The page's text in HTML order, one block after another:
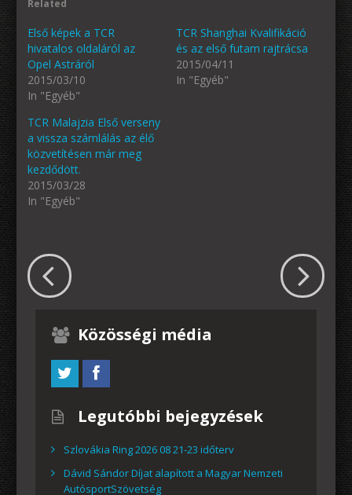
Related
Első képek a TCR
hivatalos oldaláról az
Opel Astráról
2015/03/10
In "Egyéb"
TCR Shanghai Kvalifikáció
és az első futam rajtrácsa
2015/04/11
In "Egyéb"
TCR Malajzia Első verseny
a vissza számlálás az élő
közvetítésen már meg
kezdődött.
2015/03/28
In "Egyéb"
Közösségi média
Legutóbbi bejegyzések
Szlovákia Ring 2026 08 21-23 időterv
Dávid Sándor Díjat alapított a Magyar Nemzeti
AutósportSzövetség